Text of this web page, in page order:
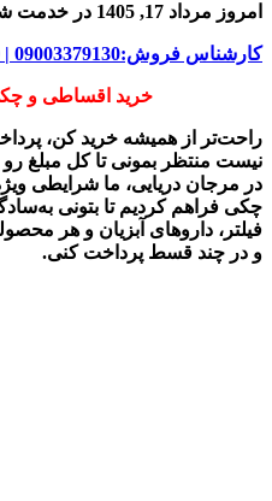
امروز مرداد 17, 1405 در خدمت شما هستیم
کارشناس فروش:09003379130 | 09023379130
خرید اقساطی و
راحت‌تر از همیشه خرید کن،
نیست منتظر بمونی تا کل مبلغ
در مرجان دریایی، ما شرایطی
چکی فراهم کردیم تا بتونی
فیلتر، داروهای آبزیان و هر
و در چند قسط پرداخت کنی.